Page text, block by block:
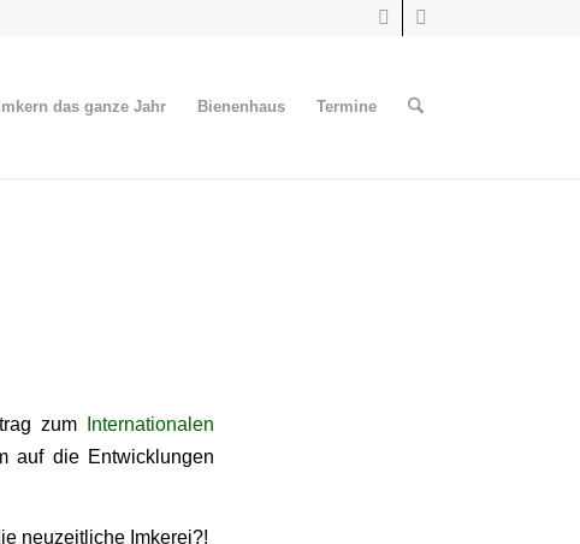
Imkern das ganze Jahr Bienenhaus Termine
zum
Internationalen
auf die Entwicklungen
neuzeitliche Imkerei?!